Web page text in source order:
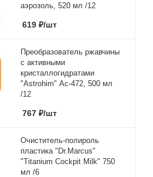
аэрозоль, 520 мл /12
619 ₽/шт
Преобразователь ржавчины
с активными
кристаллогидратами
"Astrohim" Ас-472, 500 мл
/12
767 ₽/шт
Очиститель-полироль
пластика "Dr.Marcus"
"Titanium Cockpit Milk" 750
мл /6